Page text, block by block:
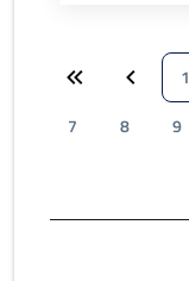
1
7
8 9